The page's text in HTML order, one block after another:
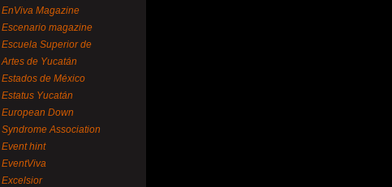
EnViva Magazine
Escenario magazine
Escuela Superior de
Artes de Yucatán
Estados de México
Estatus Yucatán
European Down
Syndrome Association
Event hint
EventViva
Excelsior